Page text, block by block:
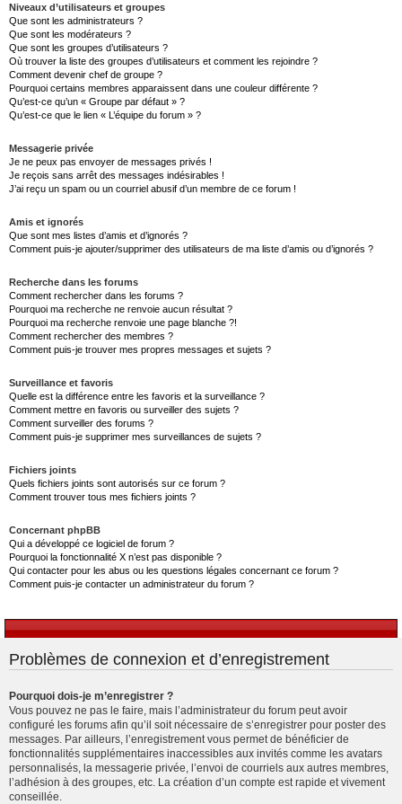
Niveaux d’utilisateurs et groupes
Que sont les administrateurs ?
Que sont les modérateurs ?
Que sont les groupes d’utilisateurs ?
Où trouver la liste des groupes d’utilisateurs et comment les rejoindre ?
Comment devenir chef de groupe ?
Pourquoi certains membres apparaissent dans une couleur différente ?
Qu’est-ce qu’un « Groupe par défaut » ?
Qu’est-ce que le lien « L’équipe du forum » ?
Messagerie privée
Je ne peux pas envoyer de messages privés !
Je reçois sans arrêt des messages indésirables !
J’ai reçu un spam ou un courriel abusif d’un membre de ce forum !
Amis et ignorés
Que sont mes listes d’amis et d’ignorés ?
Comment puis-je ajouter/supprimer des utilisateurs de ma liste d’amis ou d’ignorés ?
Recherche dans les forums
Comment rechercher dans les forums ?
Pourquoi ma recherche ne renvoie aucun résultat ?
Pourquoi ma recherche renvoie une page blanche ?!
Comment rechercher des membres ?
Comment puis-je trouver mes propres messages et sujets ?
Surveillance et favoris
Quelle est la différence entre les favoris et la surveillance ?
Comment mettre en favoris ou surveiller des sujets ?
Comment surveiller des forums ?
Comment puis-je supprimer mes surveillances de sujets ?
Fichiers joints
Quels fichiers joints sont autorisés sur ce forum ?
Comment trouver tous mes fichiers joints ?
Concernant phpBB
Qui a développé ce logiciel de forum ?
Pourquoi la fonctionnalité X n’est pas disponible ?
Qui contacter pour les abus ou les questions légales concernant ce forum ?
Comment puis-je contacter un administrateur du forum ?
Problèmes de connexion et d’enregistrement
Pourquoi dois-je m’enregistrer ?
Vous pouvez ne pas le faire, mais l’administrateur du forum peut avoir
configuré les forums afin qu’il soit nécessaire de s’enregistrer pour poster des
messages. Par ailleurs, l’enregistrement vous permet de bénéficier de
fonctionnalités supplémentaires inaccessibles aux invités comme les avatars
personnalisés, la messagerie privée, l’envoi de courriels aux autres membres,
l’adhésion à des groupes, etc. La création d’un compte est rapide et vivement
conseillée.